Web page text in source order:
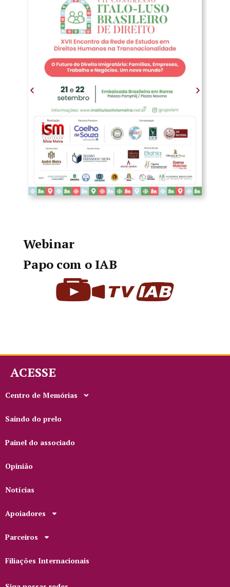
Webinar
Papo com o IAB
ACESSE
Centro de Memórias
Saindo do prelo
Painel do associado
Opinião
Notícias
Apoiadores
Parceiros
Filiações Internacionais